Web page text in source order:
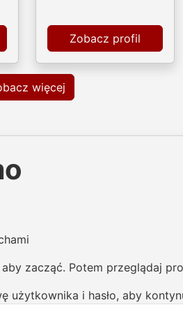
Zobacz profil
więcej
zacząć. Potem przeglądaj
użytkownika i hasło, aby